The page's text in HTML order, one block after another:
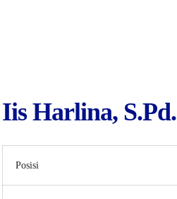
Iis Harlina, S.Pd.
Posisi